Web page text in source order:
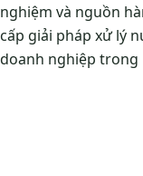
nghiệm và nguồn
cấp giải pháp xử lý
doanh nghiệp